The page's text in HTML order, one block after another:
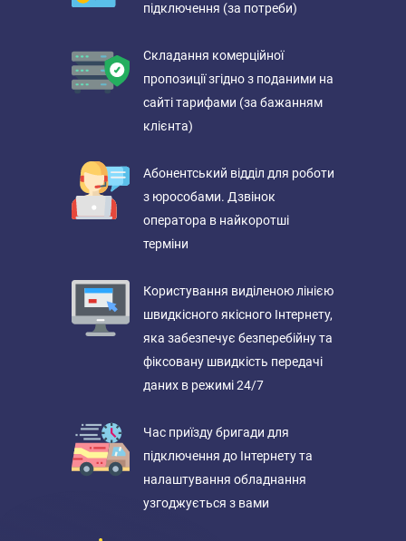
підключення (за потреби)
Складання комерційної
пропозиції згідно з поданими на
сайті тарифами (за бажанням
клієнта)
Абонентський відділ для роботи
з юрособами. Дзвінок
оператора в найкоротші
терміни
Користування виділеною лінією
швидкісного якісного Інтернету,
яка забезпечує безперебійну та
фіксовану швидкість передачі
даних в режимі 24/7
Час приїзду бригади для
підключення до Інтернету та
налаштування обладнання
узгоджується з вами